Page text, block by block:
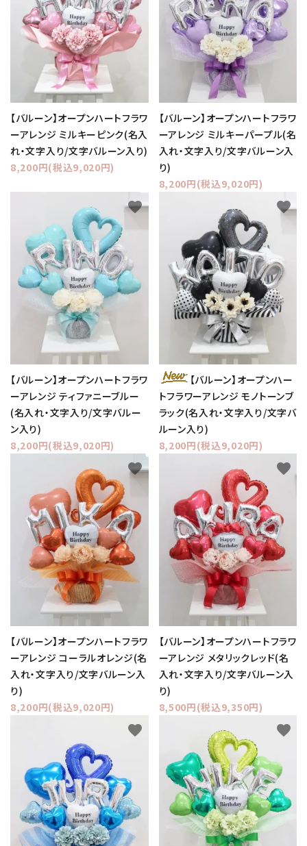
【バルーン】オープンハートフラワ
ーアレンジ ミルキーピンク(名入
れ・文字入り/文字バルーン入り)
8,200円(税込9,020円)
【バルーン】オープンハートフラワ
ーアレンジ ミルキーパープル(名
入れ・文字入り/文字バルーン入
り)
8,200円(税込9,020円)
【バルーン】オープンハートフラワ
ーアレンジ ティファニーブルー
(名入れ・文字入り/文字バルー
ン入り)
8,200円(税込9,020円)
favorite
【バルーン】オープンハー
トフラワーアレンジ モノトーンブ
ラック(名入れ・文字入り/文字バ
ルーン入り)
8,200円(税込9,020円)
favorite
【バルーン】オープンハートフラワ
ーアレンジ コーラルオレンジ(名
入れ・文字入り/文字バルーン入
り)
8,200円(税込9,020円)
favorite
【バルーン】オープンハートフラワ
ーアレンジ メタリックレッド(名
入れ・文字入り/文字バルーン入
り)
8,500円(税込9,350円)
favorite
favorite favorite